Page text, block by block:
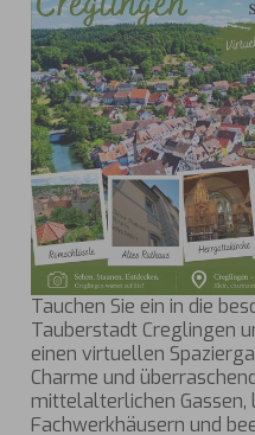
Tauchen Sie ein in die
Tauberstadt Creglingen
einen virtuellen
Charme und
mittelalterlichen
Fachwerkhäusern und